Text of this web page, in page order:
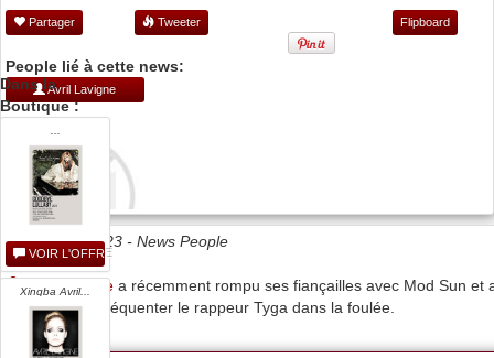
Partager Tweeter Flipboard
People lié à cette news:
Avril Lavigne
Date 17/03/2023 - News People
Avril Lavigne a récemment rompu ses fiançailles avec Mod Sun et
commencé à fréquenter le rappeur Tyga dans la foulée.
Dans la
Boutique :
VOIR L'OFFRE
Xingba Avril...